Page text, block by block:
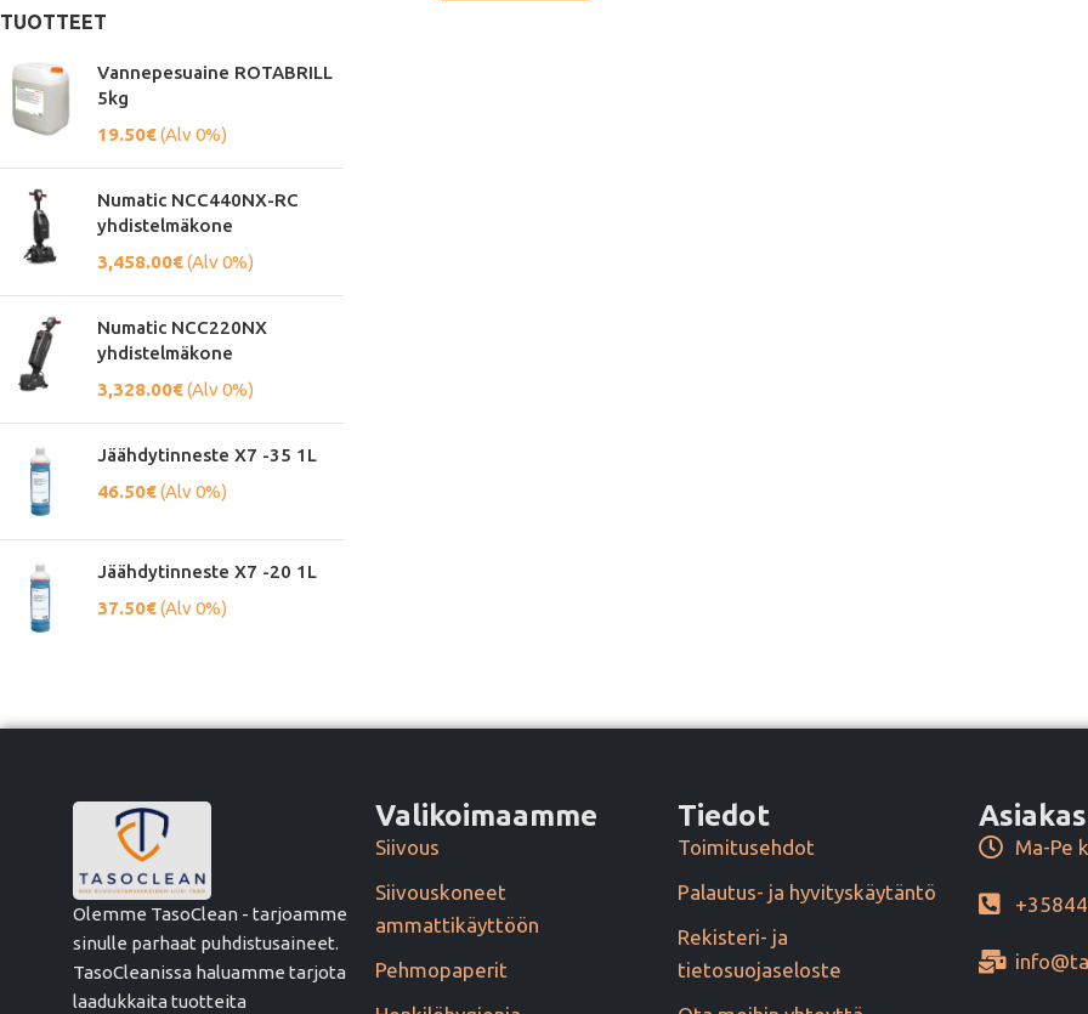
TUOTTEET
Vannepesuaine ROTABRILL
5kg
19.50€(Alv 0%)
Numatic NCC440NX-RC
yhdistelmäkone
3,458.00€(Alv 0%)
Numatic NCC220NX
yhdistelmäkone
3,328.00€(Alv 0%)
Jäähdytinneste X7 -35 1L
46.50€(Alv 0%)
Jäähdytinneste X7 -20 1L
37.50€(Alv 0%)
Olemme TasoClean - tarjoamme
sinulle parhaat puhdistusaineet.
TasoCleanissa haluamme tarjota
laadukkaita tuotteita
Valikoimaamme
Siivous
Siivouskoneet
ammattikäyttöön
Pehmopaperit
Tiedot
Toimitusehdot
Palautus- ja hyvityskäytäntö
Rekisteri- ja
tietosuojaseloste
Ma-Pe